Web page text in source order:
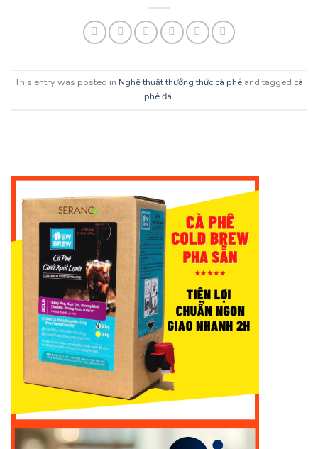
This entry was posted in Nghệ thuật thưởng thức cà phê and tagged cà
phê đá.